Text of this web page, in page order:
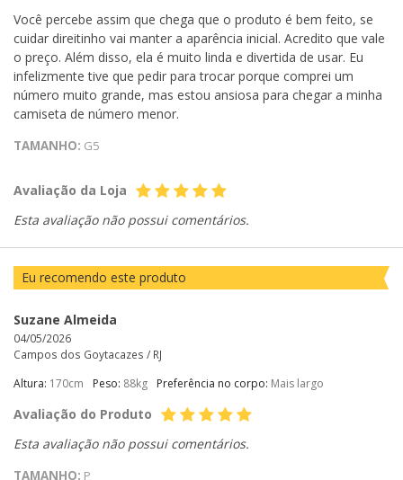
Você percebe assim que chega que o produto é bem feito, se
cuidar direitinho vai manter a aparência inicial. Acredito que vale
o preço. Além disso, ela é muito linda e divertida de usar. Eu
infelizmente tive que pedir para trocar porque comprei um
número muito grande, mas estou ansiosa para chegar a minha
camiseta de número menor.
TAMANHO: G5
Avaliação da Loja
Esta avaliação não possui comentários.
Eu recomendo este produto
Suzane Almeida
04/05/2026
Campos dos Goytacazes / RJ
Altura: 170cm Peso: 88kg Preferência no corpo: Mais largo
Avaliação do Produto
Esta avaliação não possui comentários.
TAMANHO: P